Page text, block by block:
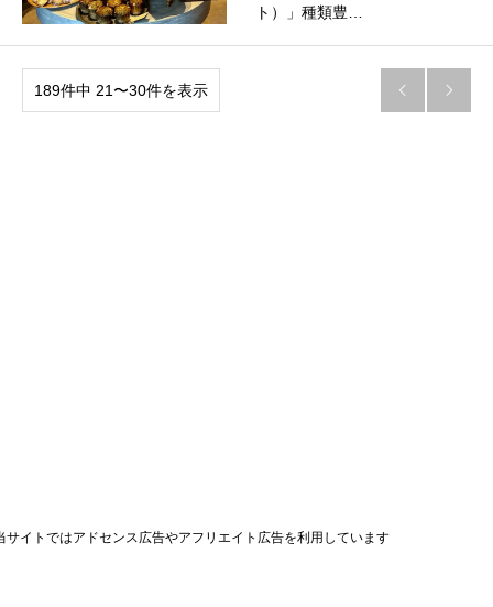
ト）」種類豊…
189件中 21〜30件を表示  
サイトではアドセンス広告やアフリエイト広告を利用しています